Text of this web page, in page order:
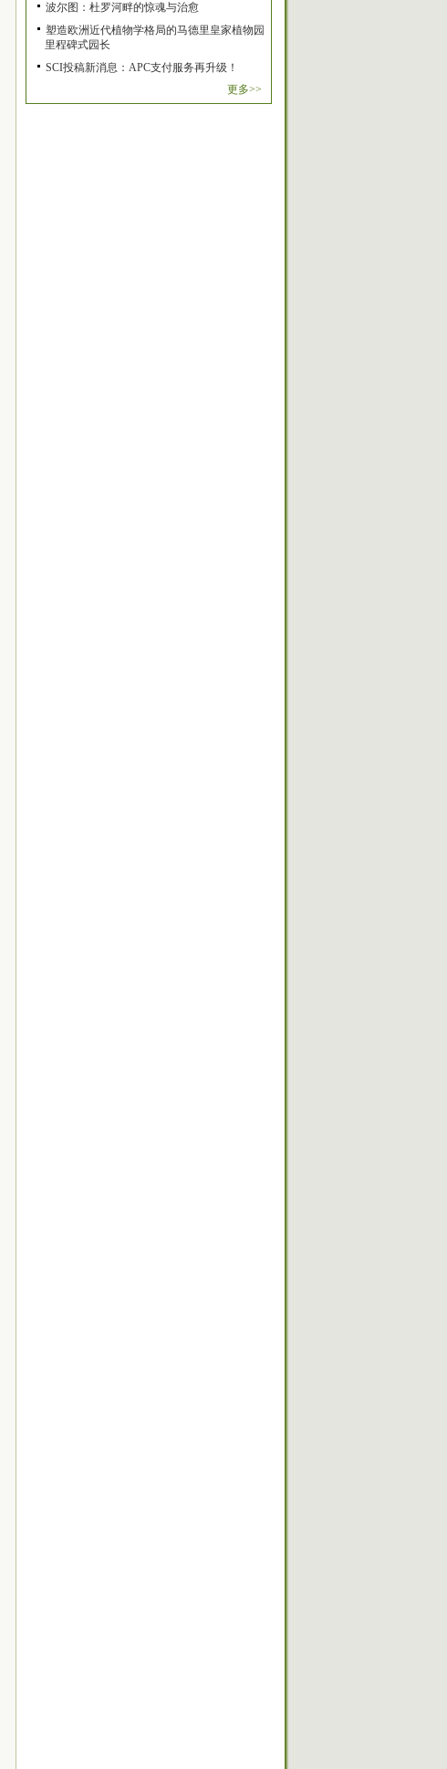
波尔图：杜罗河畔的惊魂与治愈
塑造欧洲近代植物学格局的马德里皇家植物园
里程碑式园长
SCI投稿新消息：APC支付服务再升级！
更多>>